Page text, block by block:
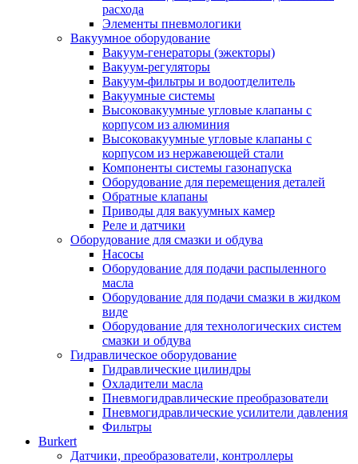
расхода
Элементы пневмологики
Вакуумное оборудование
Вакуум-генераторы (эжекторы)
Вакуум-регуляторы
Вакуум-фильтры и водоотделитель
Вакуумные системы
Высоковакуумные угловые клапаны с
корпусом из алюминия
Высоковакуумные угловые клапаны с
корпусом из нержавеющей стали
Компоненты системы газонапуска
Оборудование для перемещения деталей
Обратные клапаны
Приводы для вакуумных камер
Реле и датчики
Оборудование для смазки и обдува
Насосы
Оборудование для подачи распыленного
масла
Оборудование для подачи смазки в жидком
виде
Оборудование для технологических систем
смазки и обдува
Гидравлическое оборудование
Гидравлические цилиндры
Охладители масла
Пневмогидравлические преобразователи
Пневмогидравлические усилители давления
Фильтры
Burkert
Датчики, преобразователи, контроллеры